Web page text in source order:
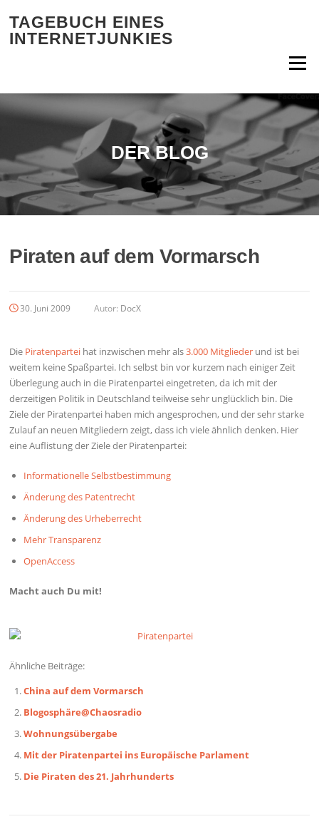
TAGEBUCH EINES
INTERNETJUNKIES
Menü
DER BLOG
Piraten auf dem Vormarsch
30. Juni 2009 Autor: DocX
Die Piratenpartei hat inzwischen mehr als3.000 Mitglieder und ist bei
weitem keine Spaßpartei. Ich selbst bin vor kurzem nach einiger Zeit
Überlegung auch in die Piratenpartei eingetreten, da ich mit der
derzeitigen Politik in Deutschland teilweise sehr unglücklich bin. Die
Ziele der Piratenpartei haben mich angesprochen, und der sehr starke
Zulauf an neuen Mitgliedern zeigt, dass ich viele ähnlich denken. Hier
eine Auflistung der Ziele der Piratenpartei:
Informationelle Selbstbestimmung
Änderung des Patentrecht
Änderung des Urheberrecht
Mehr Transparenz
OpenAccess
Macht auch Du mit!
Ähnliche Beiträge:
China auf dem Vormarsch
Blogosphäre@Chaosradio
Wohnungsübergabe
Mit der Piratenpartei ins Europäische Parlament
Die Piraten des 21. Jahrhunderts